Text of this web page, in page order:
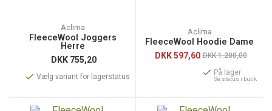
Aclima
FleeceWool Joggers
Herre
DKK 755,20
Vælg variant for lagerstatus
Aclima
FleeceWool Hoodie Dame
DKK597,60 DKK 1.200,00
På lager
Se status i butik